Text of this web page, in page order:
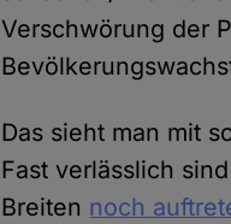
Verschwörung der
Das sieht man mit
Fast verlässlich
Breiten noch